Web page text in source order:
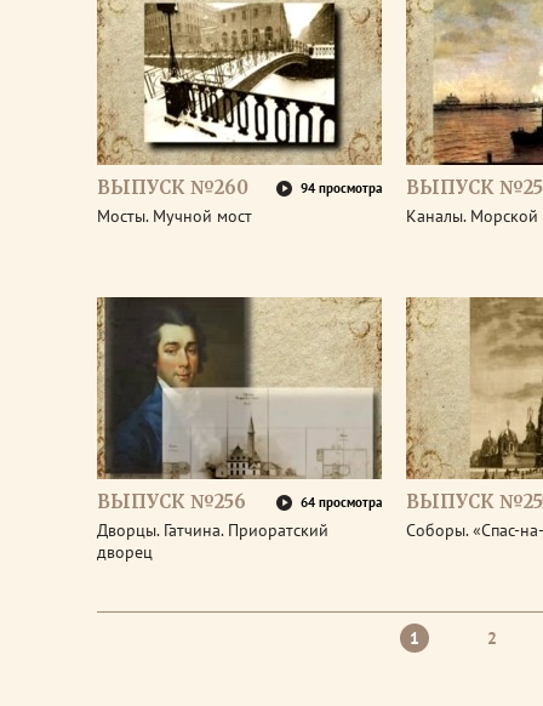
ВЫПУСК №260 94 просмотра
Мосты. Мучной мост
ВЫПУСК
Каналы. Морской
ВЫПУСК №256 64 просмотра
Дворцы. Гатчина. Приоратский
дворец
ВЫПУСК
Соборы. «Спас-
1 2